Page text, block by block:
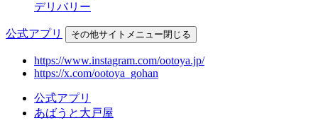
デリバリー
公式アプリ その他サイトメニュー閉じる
https://www.instagram.com/ootoya.jp/
https://x.com/ootoya_gohan
公式アプリ
あばうと大戸屋